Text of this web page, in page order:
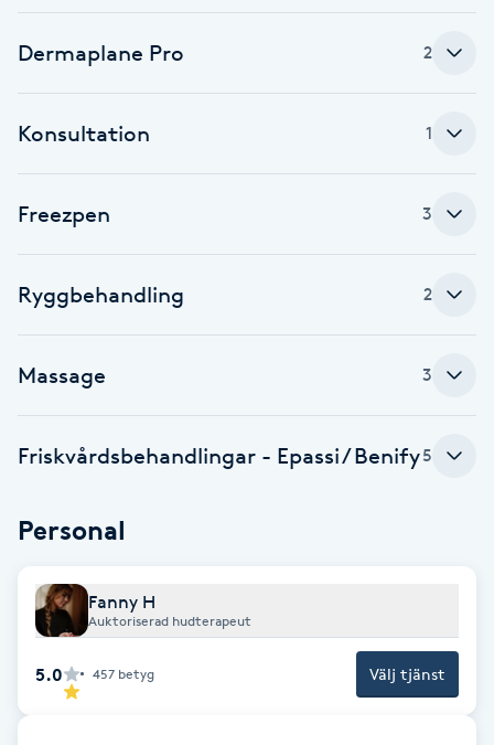
Fillers
Fotmassage
Fotvård
Fransborttagning
Fransfärgning
Fransförlängning
Fransförlängning Megavolym
Fransförlängning Volym
Dermaplane Pro 2
Konsultation 1
Freezpen 3
Ryggbehandling 2
Massage 3
Friskvårdsbehandlingar - Epassi / Benify5
Personal
Fanny H
Auktoriserad hudterapeut
5.0 457 betyg Välj tjänst